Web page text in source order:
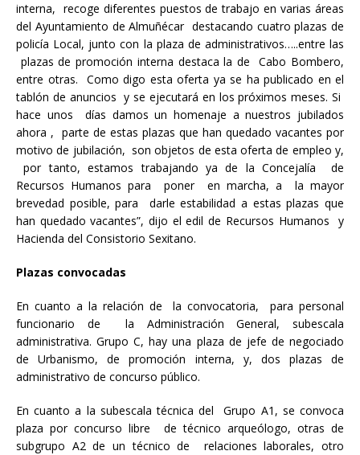
interna, recoge diferentes puestos de trabajo en varias áreas
del Ayuntamiento de Almuñécar destacando cuatro plazas de
policía Local, junto con la plaza de administrativos…..entre las
plazas de promoción interna destaca la de Cabo Bombero,
entre otras. Como digo esta oferta ya se ha publicado en el
tablón de anuncios y se ejecutará en los próximos meses. Si
hace unos días damos un homenaje a nuestros jubilados
ahora , parte de estas plazas que han quedado vacantes por
motivo de jubilación, son objetos de esta oferta de empleo y,
por tanto, estamos trabajando ya de la Concejalía de
Recursos Humanos para poner en marcha, a la mayor
brevedad posible, para darle estabilidad a estas plazas que
han quedado vacantes”, dijo el edil de Recursos Humanos y
Hacienda del Consistorio Sexitano.
Plazas convocadas
En cuanto a la relación de la convocatoria, para personal
funcionario de la Administración General, subescala
administrativa. Grupo C, hay una plaza de jefe de negociado
de Urbanismo, de promoción interna, y, dos plazas de
administrativo de concurso público.
En cuanto a la subescala técnica del Grupo A1, se convoca
plaza por concurso libre de técnico arqueólogo, otras de
subgrupo A2 de un técnico de relaciones laborales, otro